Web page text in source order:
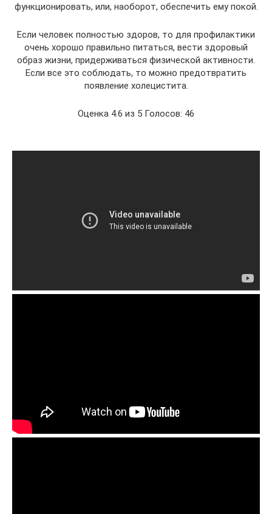
функционировать, или, наоборот, обеспечить ему покой.
Если человек полностью здоров, то для профилактики
очень хорошо правильно питаться, вести здоровый
образ жизни, придерживаться физической активности.
Если все это соблюдать, то можно предотвратить
появление холецистита.
Оценка 4.6 из 5 Голосов: 46